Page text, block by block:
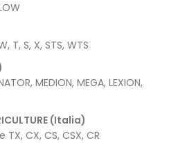
T, S, X, STS, WTS
MEDION, MEGA, LEXION,
(Italia)
TX, CX, CS, CSX, CR